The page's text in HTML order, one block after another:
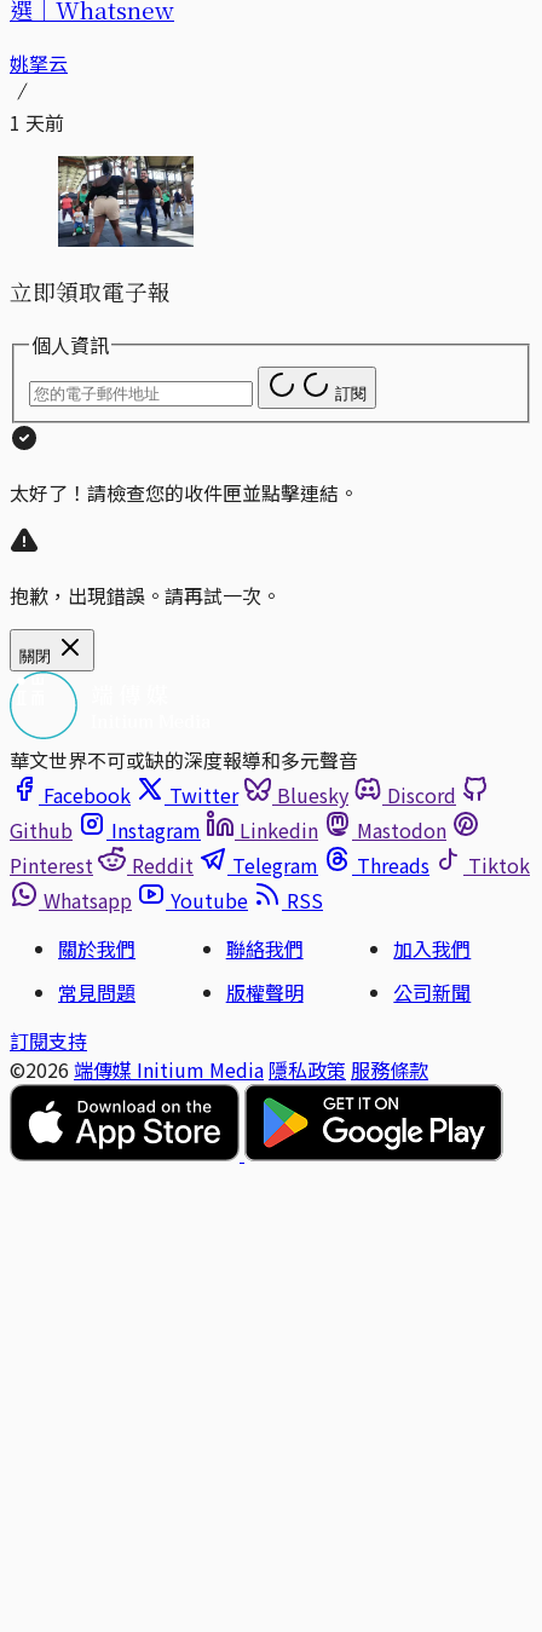
選｜Whatsnew
姚拏云
1 天前
立即領取電子報
個人資訊
訂閱
太好了！請檢查您的收件匣並點擊連結。
抱歉，出現錯誤。請再試一次。
關閉
華文世界不可或缺的深度報導和多元聲音
Facebook
Twitter Bluesky
Discord
Github
Instagram Linkedin
Mastodon
Pinterest
Reddit Telegram Threads
Tiktok
Whatsapp
Youtube
RSS
關於我們
聯絡我們
加入我們
常見問題
版權聲明
公司新聞
訂閱支持
©2026 端傳媒 Initium Media 隱私政策 服務條款